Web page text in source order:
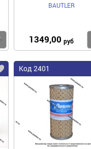
Купить
BAUTLER
1349,00 руб
Код 2401